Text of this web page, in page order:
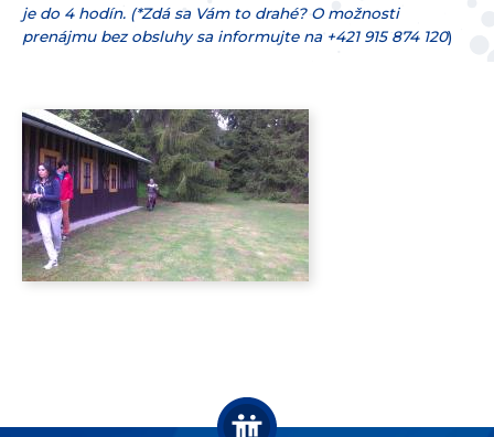
je do 4 hodín. (*Zdá sa Vám to drahé? O možnosti
prenájmu bez obsluhy sa informujte na +421 915 874 120)